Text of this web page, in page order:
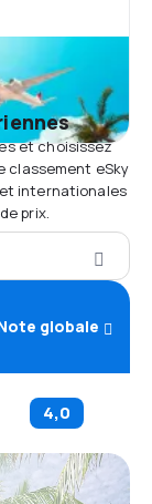
et choisissez
classement eSky
internationales
prix.
globale
4,0